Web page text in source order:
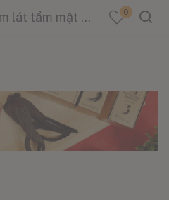
Hồng sâm củ, sâm lát tẩm mật ong 0